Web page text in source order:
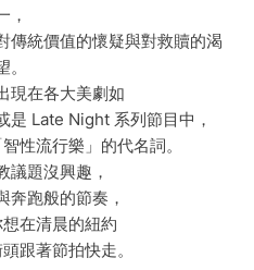
，
傳統價值的懷疑與對救贖的渴
。
現在各大美劇如
是 Late Night 系列節目中，
性流行樂」的代名詞。
議題沒興趣，
奔跑般的節奏，
在清晨的紐約
跟著節拍快走。